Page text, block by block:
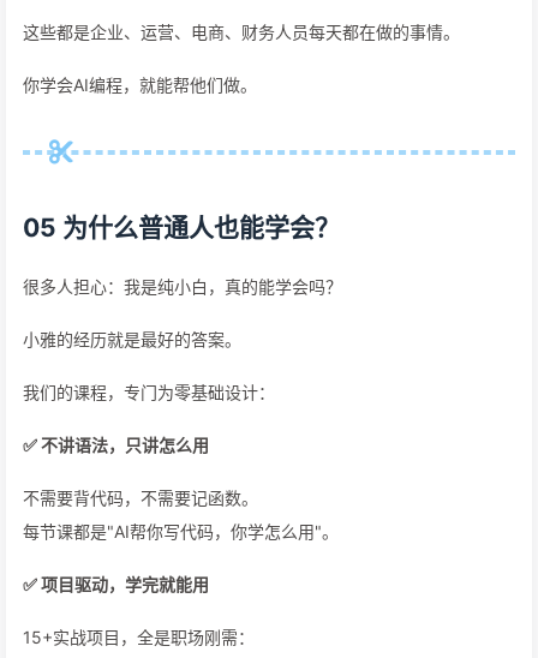
这些都是企业、运营、电商、财务人员每天都在做的事情。
你学会AI编程，就能帮他们做。
05 为什么普通人也能学会？
很多人担心：我是纯小白，真的能学会吗？
小雅的经历就是最好的答案。
我们的课程，专门为零基础设计：
✅ 不讲语法，只讲怎么用
不需要背代码，不需要记函数。
每节课都是"AI帮你写代码，你学怎么用"。
✅ 项目驱动，学完就能用
15+实战项目，全是职场刚需：